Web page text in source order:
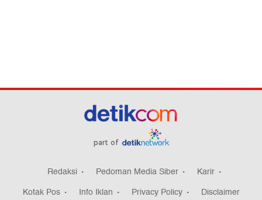
part of
Redaksi Pedoman Media Siber
Karir
Kotak Pos
Info Iklan Privacy Policy Disclaimer